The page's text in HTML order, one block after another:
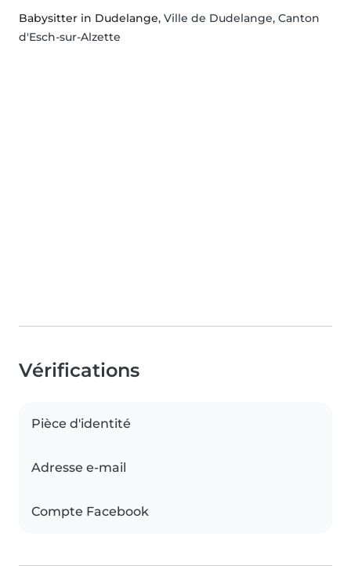
Babysitter in Dudelange, Ville de Dudelange, Canton
d'Esch-sur-Alzette
Vérifications
Pièce d'identité
Adresse e-mail
Compte Facebook